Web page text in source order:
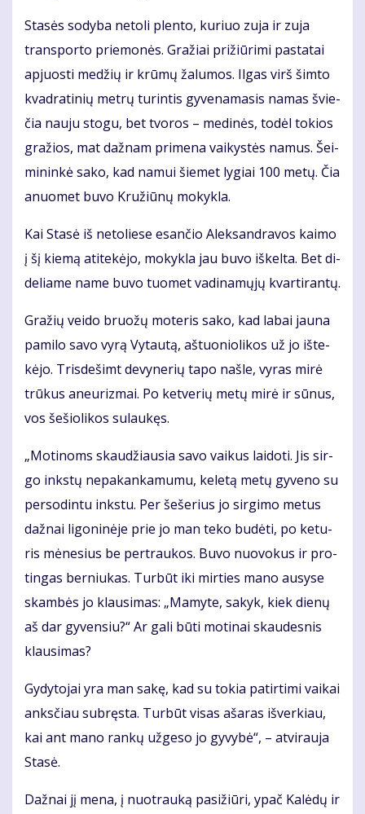
Sta­sės so­dy­ba ne­to­li plen­to, ku­riuo zu­ja ir zu­ja
trans­por­to prie­mo­nės. Gra­žiai pri­žiū­ri­mi pa­sta­tai
ap­juos­ti me­džių ir krū­mų ža­lu­mos. Il­gas virš šim­to
kvad­ra­ti­nių met­rų tu­rin­tis gy­ve­na­ma­sis na­mas švie­
čia nau­ju sto­gu, bet tvo­ros – me­di­nės, to­dėl to­kios
gra­žios, mat daž­nam pri­me­na vai­kys­tės na­mus. Šei­
mi­nin­kė sa­ko, kad na­mui šie­met ly­giai 100 me­tų. Čia
anuo­met bu­vo Kru­žiū­nų mo­kyk­la.
Kai Sta­sė iš ne­to­lie­se esan­čio Alek­san­dra­vos kai­mo
į šį kie­mą ati­te­kė­jo, mo­kyk­la jau bu­vo iš­kel­ta. Bet di­
de­lia­me na­me bu­vo tuo­met va­di­na­mų­jų kvar­ti­ran­tų.
Gra­žių vei­do bruo­žų mo­te­ris sa­ko, kad la­bai jau­na
pa­mi­lo sa­vo vy­rą Vy­tau­tą, aš­tuo­nio­li­kos už jo iš­te­
kė­jo. Tris­de­šimt de­vy­ne­rių ta­po naš­le, vy­ras mi­rė
trū­kus aneu­riz­mai. Po ket­ve­rių me­tų mi­rė ir sū­nus,
vos še­šio­li­kos su­lau­kęs.
„Mo­ti­noms skau­džiau­sia sa­vo vai­kus lai­do­ti. Jis sir­
go inks­tų ne­pa­kan­ka­mu­mu, ke­le­tą me­tų gy­ve­no su
per­so­din­tu inks­tu. Per še­še­rius jo sir­gi­mo me­tus
daž­nai li­go­ni­nė­je prie jo man te­ko bu­dė­ti, po ke­tu­
ris mė­ne­sius be per­trau­kos. Bu­vo nuo­vo­kus ir pro­
tin­gas ber­niu­kas. Tur­būt iki mir­ties ma­no au­sy­se
skam­bės jo klau­si­mas: „Ma­my­te, sa­kyk, kiek die­nų
aš dar gy­ven­siu?“ Ar ga­li bū­ti mo­ti­nai skau­des­nis
klau­si­mas?
Gy­dy­to­jai yra man sa­kę, kad su to­kia pa­tir­ti­mi vai­kai
anks­čiau su­bręs­ta. Tur­būt vi­sas aša­ras iš­ver­kiau,
kai ant ma­no ran­kų už­ge­so jo gy­vy­bė“, – at­vi­rau­ja
Sta­sė.
Daž­nai jį me­na, į nuo­trau­ką pa­si­žiū­ri, ypač Ka­lė­dų ir